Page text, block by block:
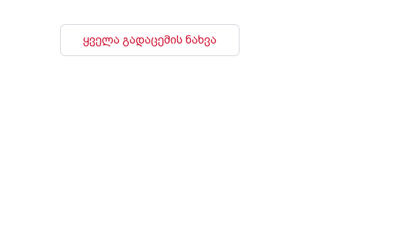
ყველა გადაცემის ნახვა